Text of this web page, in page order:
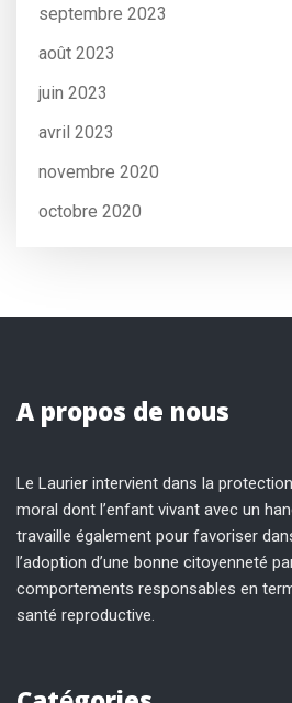
septembre 2023
août 2023
juin 2023
avril 2023
novembre 2020
octobre 2020
A propos de nous
Le Laurier intervient dans la
moral dont l’enfant vivant avec un
travaille également pour favoriser
l’adoption d’une bonne citoyenneté
comportements responsables en
santé reproductive.